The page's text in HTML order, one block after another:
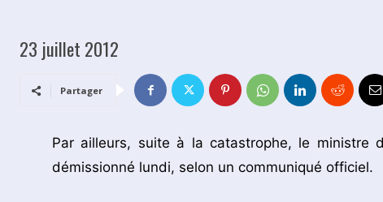
23 juillet 2012
Partager
Par ailleurs, suite à la catastrophe, le ministre
démissionné lundi, selon un communiqué officiel.